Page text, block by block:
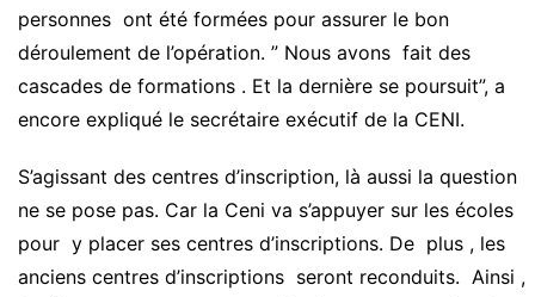
personnes ont été formées pour assurer le bon
déroulement de l’opération. ” Nous avons fait des
cascades de formations . Et la dernière se poursuit”, a
encore expliqué le secrétaire exécutif de la CENI.
S’agissant des centres d’inscription, là aussi la question
ne se pose pas. Car la Ceni va s’appuyer sur les écoles
pour y placer ses centres d’inscriptions. De plus , les
anciens centres d’inscriptions seront reconduits. Ainsi ,